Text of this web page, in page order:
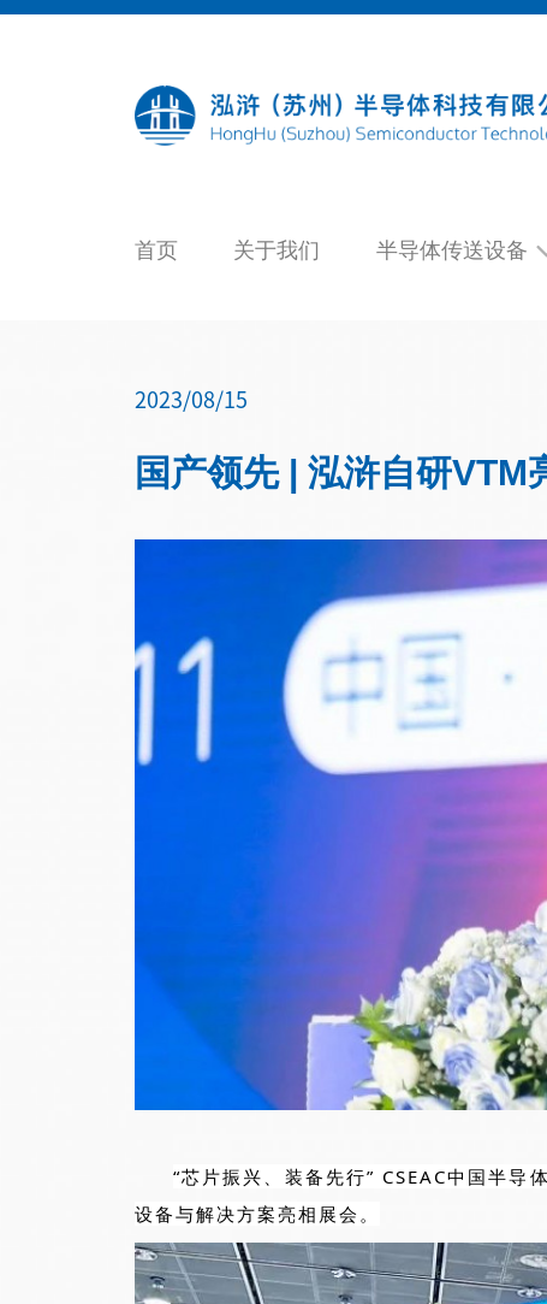
Skip
首页 关于我们 半导体传送设备
2023/08/15
国产领先 | 泓浒自研VTM
“芯片振兴、装备先行” CSEAC中国半
设备与解决方案亮相展会。